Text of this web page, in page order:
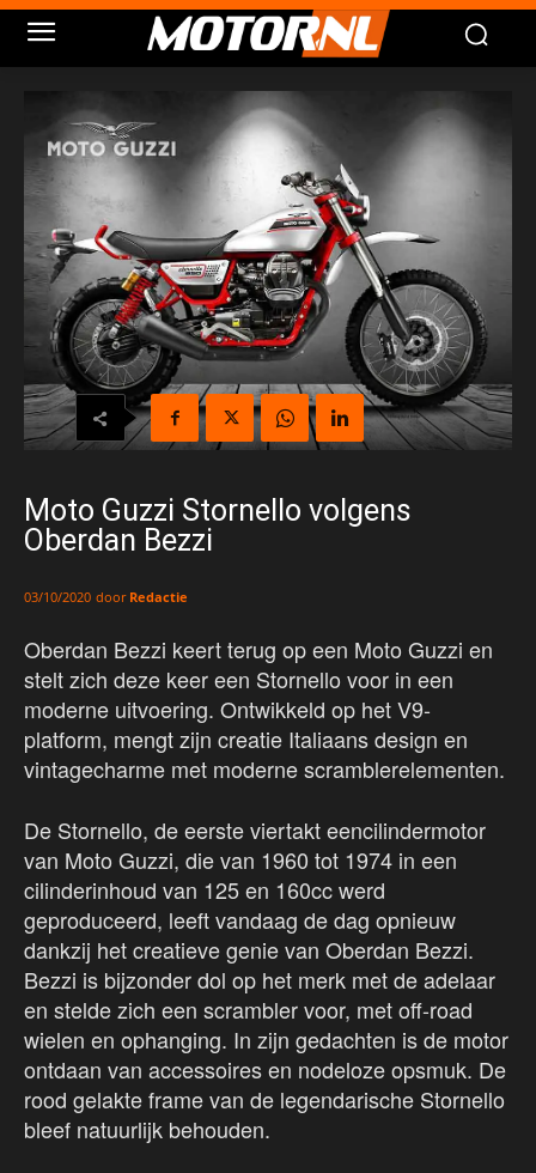
Moto Guzzi Stornello volgens
Oberdan Bezzi
03/10/2020 door Redactie
Oberdan Bezzi keert terug op een Moto Guzzi en
stelt zich deze keer een Stornello voor in een
moderne uitvoering. Ontwikkeld op het V9-
platform, mengt zijn creatie Italiaans design en
vintagecharme met moderne scramblerelementen.
De Stornello, de eerste viertakt eencilindermotor
van Moto Guzzi, die van 1960 tot 1974 in een
cilinderinhoud van 125 en 160cc werd
geproduceerd, leeft vandaag de dag opnieuw
dankzij het creatieve genie van Oberdan Bezzi.
Bezzi is bijzonder dol op het merk met de adelaar
en stelde zich een scrambler voor, met off-road
wielen en ophanging. In zijn gedachten is de motor
ontdaan van accessoires en nodeloze opsmuk. De
rood gelakte frame van de legendarische Stornello
bleef natuurlijk behouden.